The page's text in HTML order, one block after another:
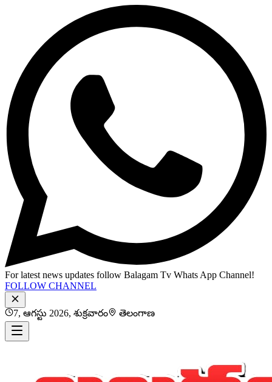
For latest news updates follow Balagam Tv Whats App Channel!
FOLLOW CHANNEL
7, ఆగస్టు 2026, శుక్రవారం తెలంగాణ